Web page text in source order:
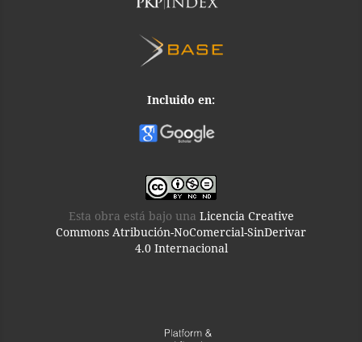
Incluido en:
Esta obra está bajo una Licencia Creative
Commons Atribución-NoComercial-SinDerivar
4.0 Internacional